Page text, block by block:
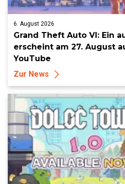
6. August 2026
Grand Theft Auto VI: Ein
erscheint am 27. August
YouTube
Zur News